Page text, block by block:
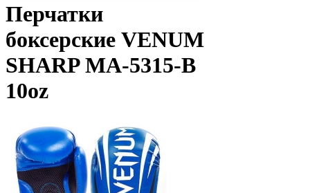
Перчатки
боксерские VENUM
SHARP MA-5315-B
10oz